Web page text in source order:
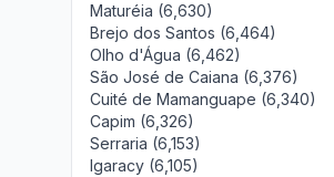
Maturéia (6,630)
Brejo dos Santos (6,464)
Olho d'Água (6,462)
São José de Caiana (6,376)
Cuité de Mamanguape (6,340)
Capim (6,326)
Serraria (6,153)
Igaracy (6,105)